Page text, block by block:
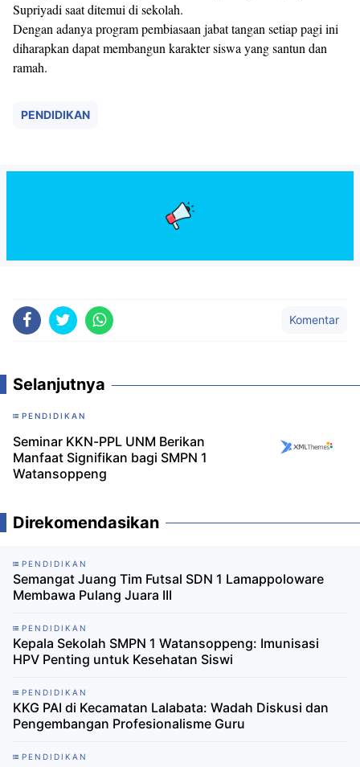
Supriyadi saat ditemui di sekolah.
Dengan adanya program pembiasaan jabat tangan setiap pagi ini
diharapkan dapat membangun karakter siswa yang santun dan
ramah.
PENDIDIKAN
Komentar
Selanjutnya
PENDIDIKAN
Seminar KKN-PPL UNM Berikan
Manfaat Signifikan bagi SMPN 1
Watansoppeng
Direkomendasikan
PENDIDIKAN
Semangat Juang Tim Futsal SDN 1 Lamappoloware
Membawa Pulang Juara III
PENDIDIKAN
Kepala Sekolah SMPN 1 Watansoppeng: Imunisasi
HPV Penting untuk Kesehatan Siswi
PENDIDIKAN
KKG PAI di Kecamatan Lalabata: Wadah Diskusi dan
Pengembangan Profesionalisme Guru
PENDIDIKAN